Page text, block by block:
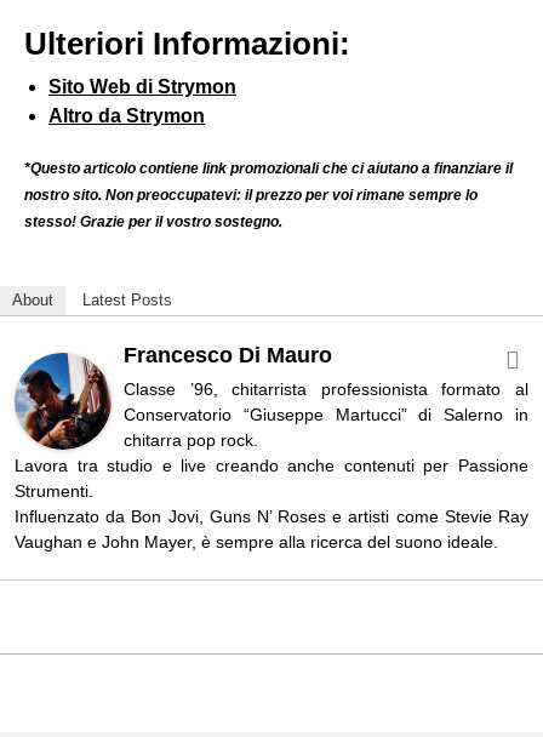
Ulteriori Informazioni:
Sito Web di Strymon
Altro da Strymon
*Questo articolo contiene link promozionali che ci aiutano a finanziare il
nostro sito. Non preoccupatevi: il prezzo per voi rimane sempre lo
stesso! Grazie per il vostro sostegno.
About Latest Posts
Francesco Di Mauro
Classe ’96, chitarrista professionista formato al
Conservatorio “Giuseppe Martucci” di Salerno in
chitarra pop rock.
Lavora tra studio e live creando anche contenuti per Passione
Strumenti.
Influenzato da Bon Jovi, Guns N’ Roses e artisti come Stevie Ray
Vaughan e John Mayer, è sempre alla ricerca del suono ideale.